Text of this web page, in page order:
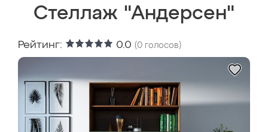
Стеллаж "Андерсен"
Рейтинг: 0.0 (0 голосов)